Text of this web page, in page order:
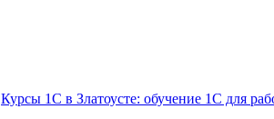
Курсы 1С в Златоусте: обучение 1С для